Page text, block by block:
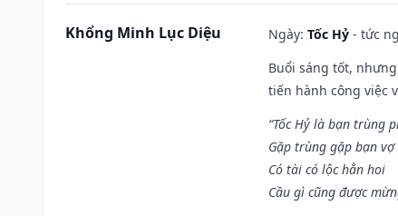
Khổng Minh Lục Diệu Ngày: Tốc Hỷ - tức
Buổi sáng tốt,
tiến hành công việc
“Tốc Hỷ là bạn trùng
Gặp trùng gặp bạn
Có tài có lộc hẳn hoi
Cầu gì cũng được